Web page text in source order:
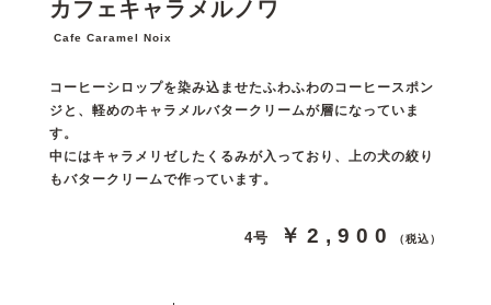
カフェキャラメルノワ
Cafe Caramel Noix
コーヒーシロップを染み込ませたふわふわのコーヒースポン
ジと、軽めのキャラメルバタークリームが層になっていま
す。
中にはキャラメリゼしたくるみが入っており、上の犬の絞り
もバタークリームで作っています。
4号 ￥2,900 （税込）